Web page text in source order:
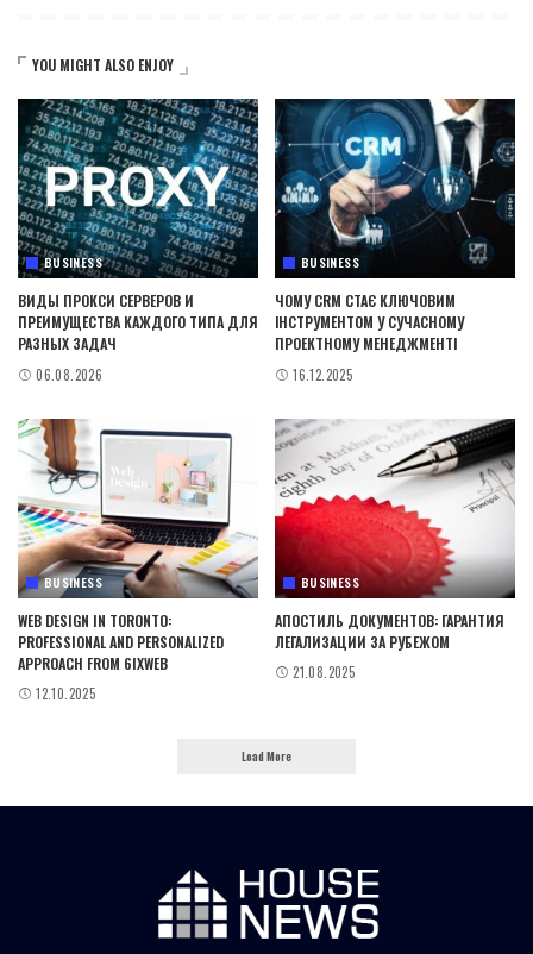
YOU MIGHT ALSO ENJOY
BUSINESS
ВИДЫ ПРОКСИ СЕРВЕРОВ И
ПРЕИМУЩЕСТВА КАЖДОГО ТИПА ДЛЯ
РАЗНЫХ ЗАДАЧ
06.08.2026
BUSINESS
ЧОМУ CRM СТАЄ КЛЮЧОВИМ
ІНСТРУМЕНТОМ У СУЧАСНОМУ
ПРОЕКТНОМУ МЕНЕДЖМЕНТІ
16.12.2025
BUSINESS
WEB DESIGN IN TORONTO:
PROFESSIONAL AND PERSONALIZED
APPROACH FROM 6IXWEB
12.10.2025
BUSINESS
АПОСТИЛЬ ДОКУМЕНТОВ: ГАРАНТИЯ
ЛЕГАЛИЗАЦИИ ЗА РУБЕЖОМ
21.08.2025
Load More